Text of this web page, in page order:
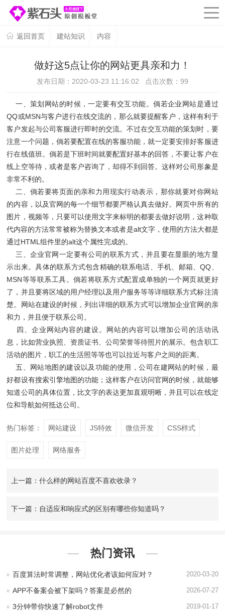
返回首页 建站知识 内容
做好这5点让你的网站更具亲和力！
发布日期：2020-03-23 11:16:02 点击次数： 99
一、策划网站的时候，一定要有交互功能。倘若企业网站是通过
QQ或MSN与客户进行在线交流的，那么就要提醒客户，这样有利于
客户发起与公司客服进行即时的交流。不过在交互功能的策划时，要
注意一个问题，倘若要配置在线的客服功能，就一定要安排好客服进
行在线值班。倘若是下班时间就要配置好基本的回答，不要让客户在
线上空等待，或者是客户咨询了，却得不到回答。这样对公司形象是
非常不利的。
二、倘若要将页面的亲和力用现实行动表示，那你就要对你网站
的内容，以及官网的每一个细节都要严格认真去做好。网页中所有的
图片，视频等，只要可以使用文字来标明的都要去做好说明，这种取
代内容的方法常常被称为替换文本或者是alt文字，使用的方法大都是
通过HTML组件里的alt这个属性完成的。
三、企业官网一定要有公司的联系方式，并且要在显眼的地方显
示出来。具体的联系方式包含精确的联系电话、手机、邮箱、QQ、
MSN等等联系工具。倘若将联系方式配置成单独的一个网页就更好
了，并且要将区域的用户经理以及用户服务等等详细联系方式标注清
楚。网站在建设的时候，列出详细的联系方式可以增加企业官网的亲
和力，并且便于联系公司。
四、企业网站内容的建设。网站的内容可以增加公司的活动讯
息，比如营业执照、资质证书、公司荣誉等待照片的展示。包含职工
活动的图片，职工的生活照等等也可以拉近与客户之间的距离。
五、网站地图的建设以及功能的使用，公司在建网站的时候，最
好都设有搜索引擎地图的功能；这样客户在访问官网的时候，就能够
知道公司的具体位置，比文字的表达更加直观明晰，并且可以在线定
位和导航如何抵达公司。
热门标签： 网站建设 JS特效 微信开发 CSS样式
图片处理 网络服务
上一篇：什么样的网站百度不喜欢收录？
下一篇：自适应和响应式的区别有哪些你知道吗？
热门资讯
百度算法时常调整，网站优化者该如何应对？ 2020-03-20
APP不备案会被下架吗？答案是必然的 2026-07-27
3分钟带你快速了解robot文件 2019-01-17